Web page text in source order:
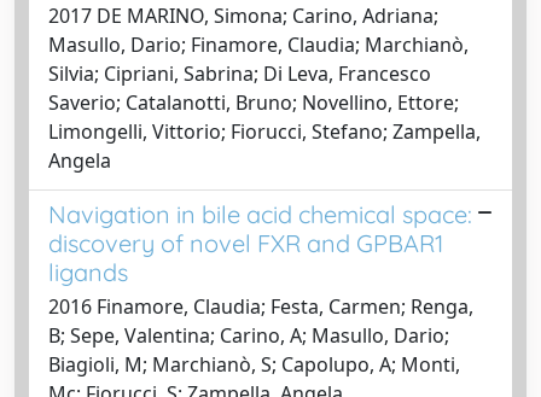
2017 DE MARINO, Simona; Carino, Adriana;
Masullo, Dario; Finamore, Claudia; Marchianò,
Silvia; Cipriani, Sabrina; Di Leva, Francesco
Saverio; Catalanotti, Bruno; Novellino, Ettore;
Limongelli, Vittorio; Fiorucci, Stefano; Zampella,
Angela
Navigation in bile acid chemical space:
discovery of novel FXR and GPBAR1
ligands
2016 Finamore, Claudia; Festa, Carmen; Renga,
B; Sepe, Valentina; Carino, A; Masullo, Dario;
Biagioli, M; Marchianò, S; Capolupo, A; Monti,